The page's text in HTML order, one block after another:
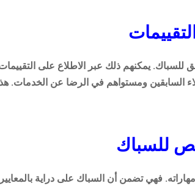
يمكنهم ذلك عبر الاطلاع على
السابقين ومستواهم في الرضا عن الخدمات.
للسباك
فهي تضمن أن السباك على دراية بالمعايير